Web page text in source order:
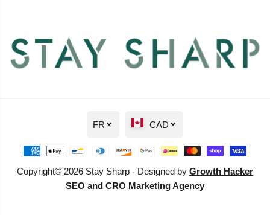
Copyright© 2026 Stay Sharp - Designed by Growth Hacker
SEO and CRO Marketing Agency
FR CAD